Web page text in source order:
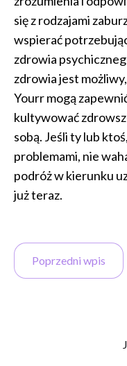
się z rodzajami
wspierać
zdrowia
zdrowia jest
Yourr mogą
kultywować
sobą. Jeśli ty lub
problemami, nie
podróż w kierunku
już teraz.
Poprzedni wpis